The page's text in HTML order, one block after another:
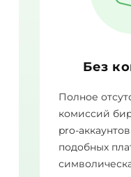
Без
Полное
комиссий
pro-
подобных